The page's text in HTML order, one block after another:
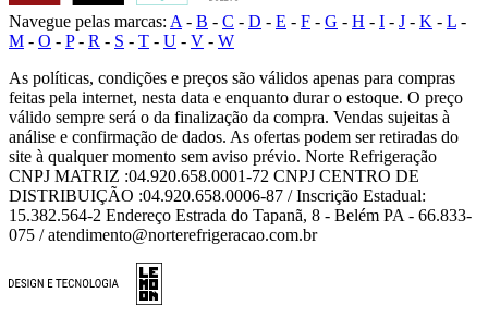
Navegue pelas marcas: A - B - C - D - E - F - G - H - I - J - K - L -
M - O - P- R - S - T - U - V - W
As políticas, condições e preços são válidos apenas para compras
feitas pela internet, nesta data e enquanto durar o estoque. O preço
válido sempre será o da finalização da compra. Vendas sujeitas à
análise e confirmação de dados. As ofertas podem ser retiradas do
site à qualquer momento sem aviso prévio. Norte Refrigeração
CNPJ MATRIZ :04.920.658.0001-72 CNPJ CENTRO DE
DISTRIBUIÇÃO :04.920.658.0006-87 / Inscrição Estadual:
15.382.564-2 Endereço Estrada do Tapanã, 8 - Belém PA - 66.833-
075 / atendimento@norterefrigeracao.com.br